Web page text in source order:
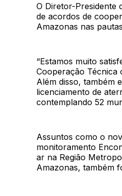
O Diretor-Presidente
de acordos de
Amazonas nas
“Estamos muito
Cooperação Técnica
Além disso, também
licenciamento de
contemplando 52
Assuntos como o
monitoramento
ar na Região
Amazonas, também